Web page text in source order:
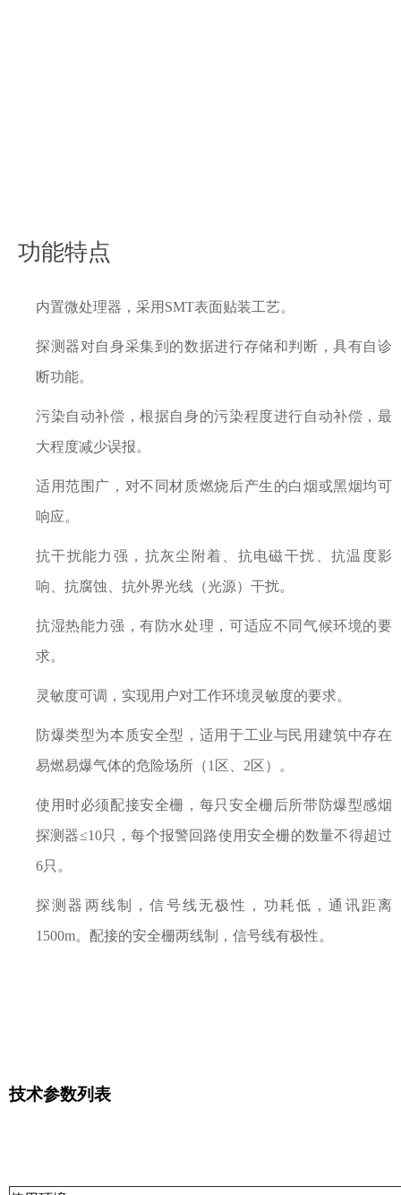
功能特点
内置微处理器，采用SMT表面贴装工艺。
探测器对自身采集到的数据进行存储和判断，具有自诊
断功能。
污染自动补偿，根据自身的污染程度进行自动补偿，最
大程度减少误报。
适用范围广，对不同材质燃烧后产生的白烟或黑烟均可
响应。
抗干扰能力强，抗灰尘附着、抗电磁干扰、抗温度影
响、抗腐蚀、抗外界光线（光源）干扰。
抗湿热能力强，有防水处理，可适应不同气候环境的要
求。
灵敏度可调，实现用户对工作环境灵敏度的要求。
防爆类型为本质安全型，适用于工业与民用建筑中存在
易燃易爆气体的危险场所（1区、2区）。
使用时必须配接安全栅，每只安全栅后所带防爆型感烟
探测器≤10只，每个报警回路使用安全栅的数量不得超过
6只。
探测器两线制，信号线无极性，功耗低，通讯距离
1500m。配接的安全栅两线制，信号线有极性。
技术参数列表